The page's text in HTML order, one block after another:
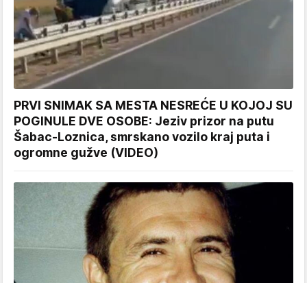
PRVI SNIMAK SA MESTA NESREĆE U KOJOJ SU
POGINULE DVE OSOBE: Jeziv prizor na putu
Šabac-Loznica, smrskano vozilo kraj puta i
ogromne gužve (VIDEO)